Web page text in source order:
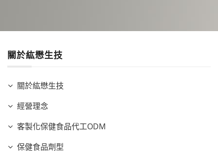
戶
教
訓
關於紘懋生技
關於紘懋生技
經營理念
客製化保健食品代工ODM
保健食品劑型